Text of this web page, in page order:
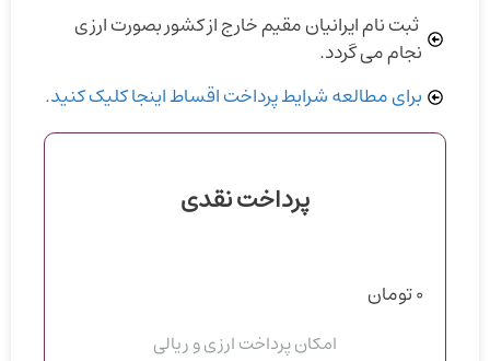
ثبت نام ایرانیان مقیم خارج از کشور بصورت ارزی
نجام می گردد.
برای مطالعه شرایط پرداخت اقساط اینجا کلیک کنید.
پرداخت نقدی
0تومان
امکان پرداخت ارزی و ریالی